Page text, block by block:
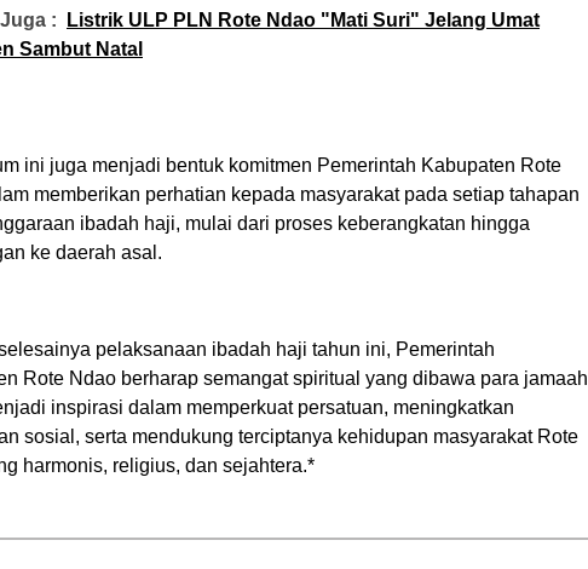
:
Listrik ULP PLN Rote Ndao "Mati Suri" Jelang Umat
Sambut Natal
ini juga menjadi bentuk komitmen Pemerintah Kabupaten Rote
memberikan perhatian kepada masyarakat pada setiap tahapan
ibadah haji, mulai dari proses keberangkatan hingga
ke daerah asal.
pelaksanaan ibadah haji tahun ini, Pemerintah
Rote Ndao berharap semangat spiritual yang dibawa para jamaah
inspirasi dalam memperkuat persatuan, meningkatkan
sosial, serta mendukung terciptanya kehidupan masyarakat Rote
harmonis, religius, dan sejahtera.*